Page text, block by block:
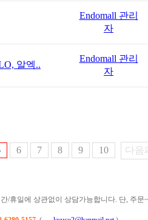
Endomall 관리
자
알엑..
Endomall 관리
자
6 7 8 9 10 다음
/휴일에 상관없이 상담가능합니다. 단, 주문